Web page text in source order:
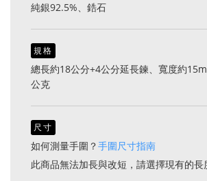
純銀92.5%、鋯石
規格
總長約18公分+4公分延長鍊、寬度約
公克
尺寸
如何測量手圍？手圍尺寸指南
此商品無法加長與改短，請選擇現有的長